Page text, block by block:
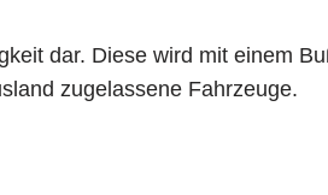
dar. Diese wird mit einem
zugelassene Fahrzeuge.